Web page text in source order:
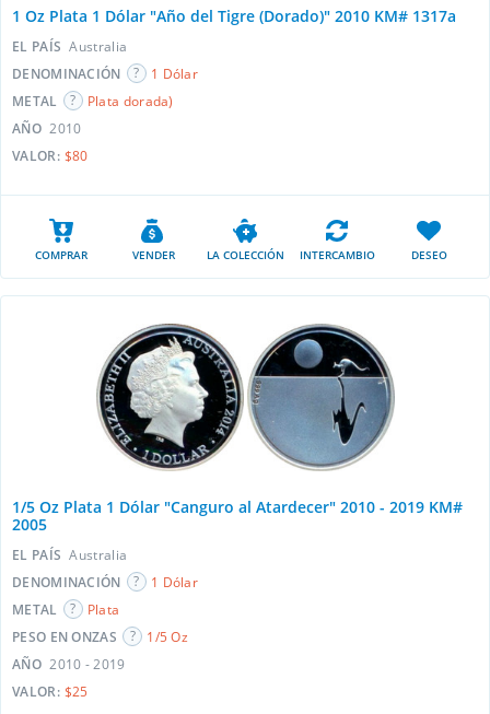
1 Oz Plata 1 Dólar "Año del Tigre (Dorado)" 2010 KM# 1317a
EL PAÍS Australia
DENOMINACIÓN
1 Dólar
METAL
Plata dorada)
AÑO 2010
VALOR: $80
COMPRAR VENDER LA COLECCIÓN INTERCAMBIO DESEO
1/5 Oz Plata 1 Dólar "Canguro al Atardecer" 2010 - 2019 KM#
2005
EL PAÍS Australia
DENOMINACIÓN
1 Dólar
METAL
Plata
PESO EN ONZAS
1/5 Oz
AÑO 2010 - 2019
VALOR: $25